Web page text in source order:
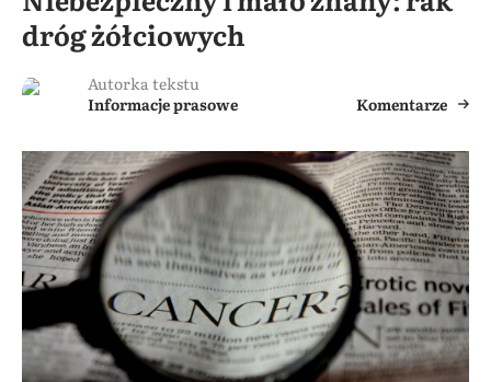
dróg żółciowych
Autorka tekstu
Informacje prasowe
Komentarze